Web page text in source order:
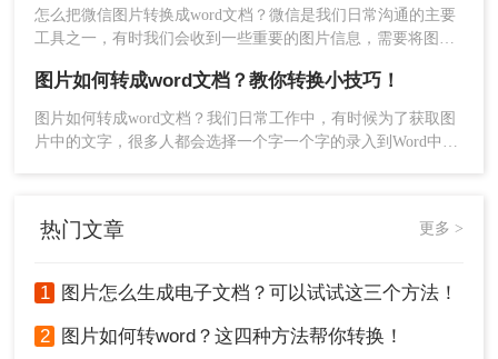
怎么把微信图片转换成word文档？微信是我们日常沟通的主要
工具之一，有时我们会收到一些重要的图片信息，需要将图片
中，我们经常会遇到需要将微信图片转换成Word文档的情况。
然而，微信并没有提供直接将图片转换成Word文档的功能，这
给我们带来了一定的困扰。不过，幸运的是，有二个方法可以
帮助我们解决这个问题。
图片如何转成word文档？教你转换小技巧！
图片如何转成word文档？​我们日常工作中，有时候为了获取图
片中的文字，很多人都会选择一个字一个字的录入到Word中，
热门文章 更多 >
1 图片怎么生成电子文档？可以试试这三个方法！
2 图片如何转word？这四种方法帮你转换！